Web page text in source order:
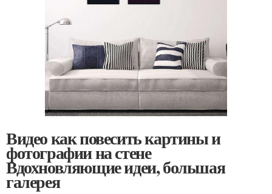
Видео как повесить картины и
фотографии на стене
Вдохновляющие идеи, большая
галерея